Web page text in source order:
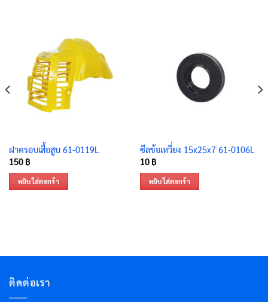
ฝาครอบเสื้อสูบ 61-0119L
150 ฿
หยิบใส่ตะกร้า
ซีลข้อเหวี่ยง 15x25x7 61-0106L
10 ฿
หยิบใส่ตะกร้า
ติดต่อเรา